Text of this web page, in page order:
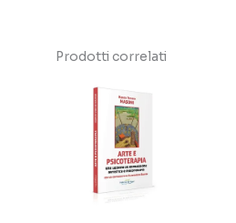
Prodotti correlati